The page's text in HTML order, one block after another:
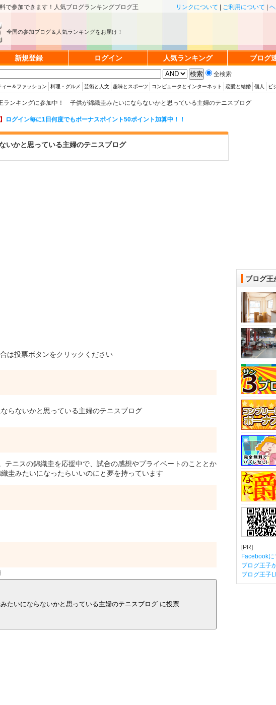
で参加できます！人気ブログランキングブログ王 リンクについて ご利用について
全国の参加ブログ＆人気ランキングをお届け！
新規登録 ログイン 人気ランキング ブログ
全検索
ィー＆ファッション 料理・グルメ 芸術と人文 趣味とスポーツ コンピュータとインターネット 恋愛と結婚 個人 ビ
ランキングに参加中！ 子供が錦織圭みたいにならないかと思っている主婦のテニスブログ
ログイン毎に1日何度でもボーナスポイント50ポイント加算中！！
いかと思っている主婦のテニスブログ
は投票ボタンをクリックください
らないかと思っている主婦のテニスブログ
ニスの錦織圭を応援中で、試合の感想やプライベートのこととか
圭みたいになったらいいのにと夢を持っています
ブログ王
[PR]
Facebook
ブログ王子
ブログ王子